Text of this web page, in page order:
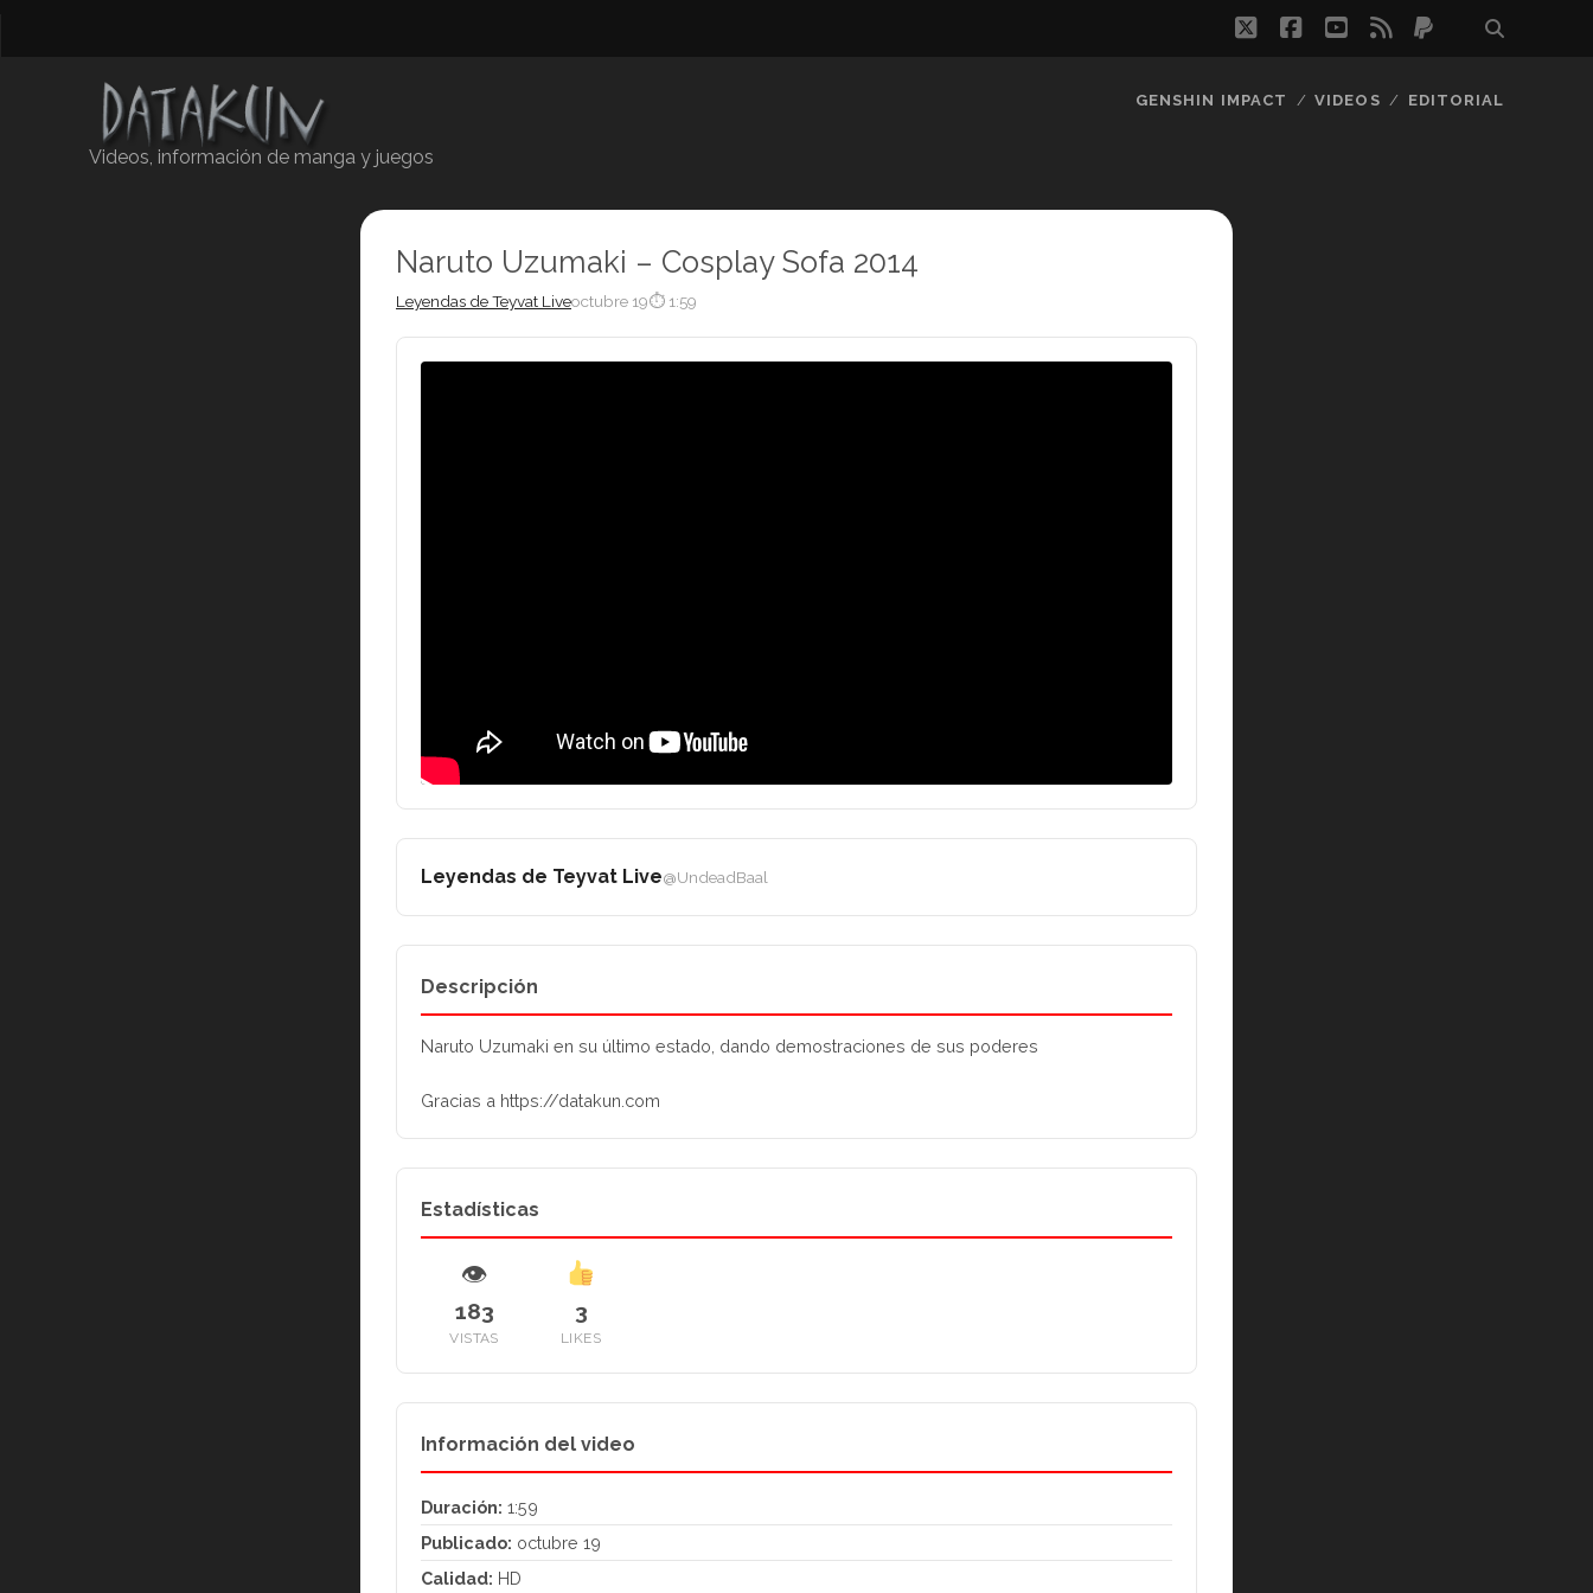
twitterfacebook
youtube
rss paypal
Videos, información de manga y juegos
GENSHIN IMPACT VIDEOS EDITORIAL
Naruto Uzumaki – Cosplay Sofa 2014
Leyendas de Teyvat Liveoctubre 19⏱ 1:59
Leyendas de Teyvat Live@UndeadBaal
Descripción
Naruto Uzumaki en su último estado, dando demostraciones de sus poderes
Gracias a https://datakun.com
Estadísticas
👁
183
VISTAS
3
LIKES
Información del video
Duración: 1:59
Publicado: octubre 19
Calidad: HD